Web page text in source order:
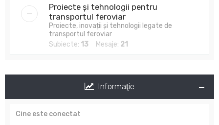
Proiecte și tehnologii pentru
transportul feroviar
Proiecte, inovații și tehnologii legate de
transportul feroviar
Subiecte: 13 Mesaje: 21
Informaţie
Cine este conectat